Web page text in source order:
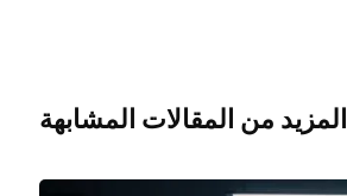
المزيد من المقالات المشابهة